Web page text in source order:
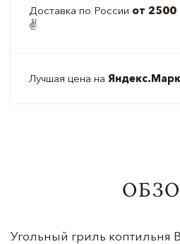
Доставка по России от 2500
✌️
Лучшая цена на
Угольный гриль коптильня